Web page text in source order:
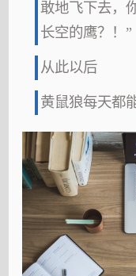
敢地飞下去，
长空的鹰？！”
从此以后
黄鼠狼每天都